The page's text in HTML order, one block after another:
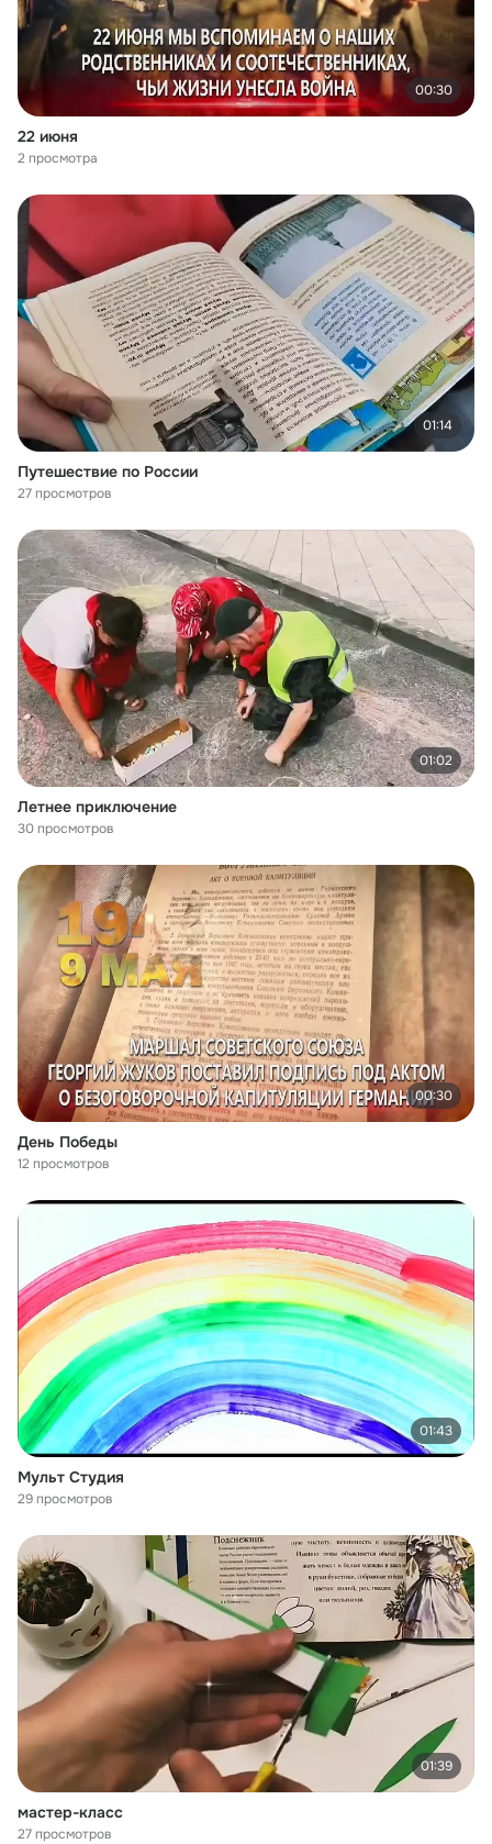
00:30
22 июня
2 просмотра
01:14
Путешествие по России
27 просмотров
01:02
Летнее приключение
30 просмотров
00:30
День Победы
12 просмотров
01:43
Мульт Студия
29 просмотров
01:39
мастер-класс
27 просмотров